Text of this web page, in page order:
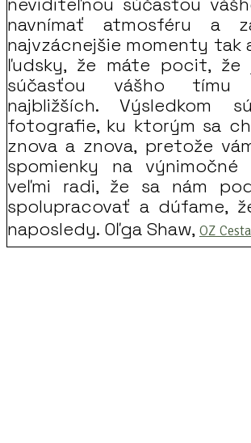
navnímať atmosféru a
najvzácnejšie momenty tak
ľudsky, že máte pocit, že
súčasťou vášho tímu
najbližších. Výsledkom
fotografie, ku ktorým sa
znova a znova, pretože
spomienky na výnimočné
veľmi radi, že sa nám
spolupracovať a dúfame,
naposledy. Oľga Shaw, OZ